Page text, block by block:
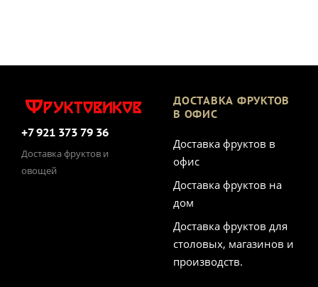
+7 921 373 79 36
Доставка фруктов и
овощей
ДОСТАВКА ФРУКТОВ
В ОФИС
Доставка фруктов в
офис
Доставка фруктов на
дом
Доставка фруктов для
столовых, магазинов и
производств.